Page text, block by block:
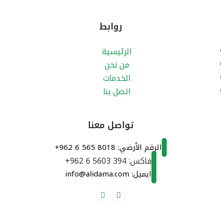
روابط
الرئيسية
من نحن
الخدمات
اتصل بنا
تواصل معنا
الرقم الأرضي: +962 6 565 8018
فاكس:+962 6 5603 394
ايميل: info@alidama.com